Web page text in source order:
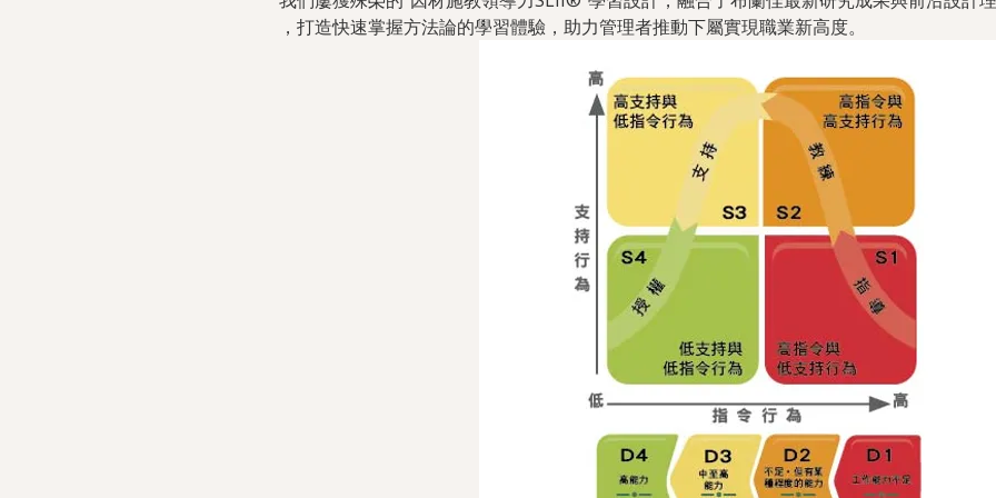
，打造快速掌握方法論的學習體驗，助力管理者推動下屬實現職業新高度。